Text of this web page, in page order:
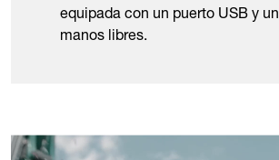
equipada con un puerto USB y
manos libres.